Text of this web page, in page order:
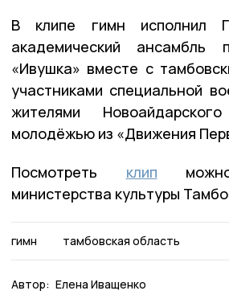
В клипе гимн исполнил
академический
«Ивушка» вместе с
участниками специальной
жителями
молодёжью из «Движения
Посмотреть клип
министерства культуры
гимн тамбовская область
Автор: Елена Иващенко